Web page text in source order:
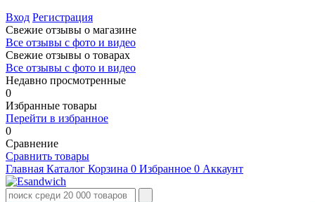
Вход Регистрация
Свежие отзывы о магазине
Все отзывы с фото и видео
Свежие отзывы о товарах
Все отзывы c фото и видео
Недавно просмотренные
0
Избранные товары
Перейти в избранное
0
Сравнение
Сравнить товары
Главная Каталог Корзина 0 Избранное 0 Аккаунт